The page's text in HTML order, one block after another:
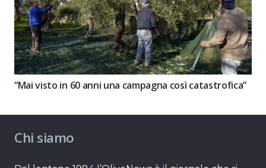
“Mai visto in 60 anni una campagna così catastrofica”
Chi siamo